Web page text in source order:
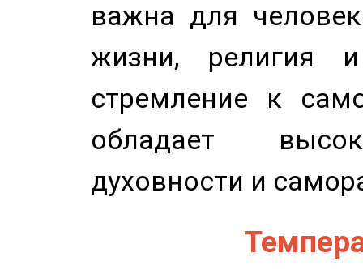
важна для
жизни, религия
стремление к
обладает
духовности и